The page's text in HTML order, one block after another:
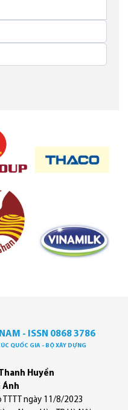
- ISSN 0868 3786
QUỐC GIA - BỘ XÂY DỰNG
Huyền
Ánh
ngày 11/8/2023